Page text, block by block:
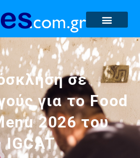
σε
για το Food
2026 του
IGCAT